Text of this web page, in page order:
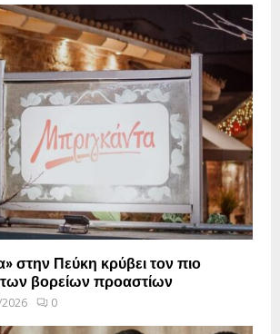
στην Πεύκη κρύβει τον πιο
βορείων προαστίων
0